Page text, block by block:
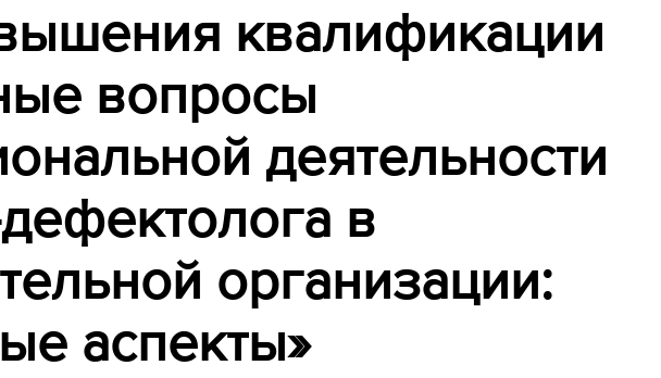
квалификации
вопросы
деятельности
в
организации:
аспекты»